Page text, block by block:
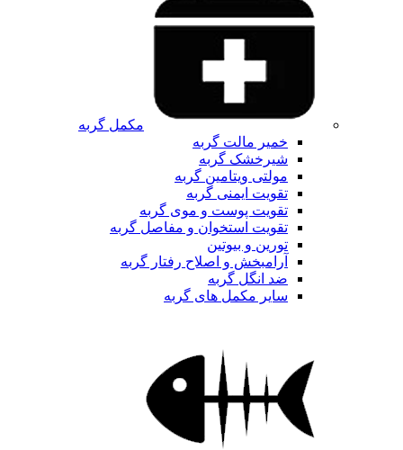
مکمل گربه
خمیر مالت گربه
شیرخشک گربه
مولتی ویتامین گربه
تقویت ایمنی گربه
تقویت پوست و موی گربه
تقویت استخوان و مفاصل گربه
تورین و بیوتین
آرامبخش و اصلاح رفتار گربه
ضد انگل گربه
سایر مکمل های گربه